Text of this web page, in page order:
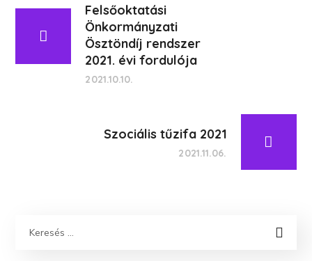
Felsőoktatási
Önkormányzati
Ösztöndíj rendszer
2021. évi fordulója
2021.10.10.
Szociális tűzifa 2021
2021.11.06.